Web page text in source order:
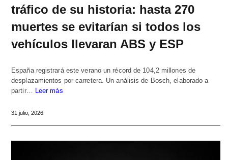
tráfico de su historia: hasta 270
muertes se evitarían si todos los
vehículos llevaran ABS y ESP
España registrará este verano un récord de 104,2 millones de
desplazamientos por carretera. Un análisis de Bosch, elaborado a
partir… Leer más
31 julio, 2026